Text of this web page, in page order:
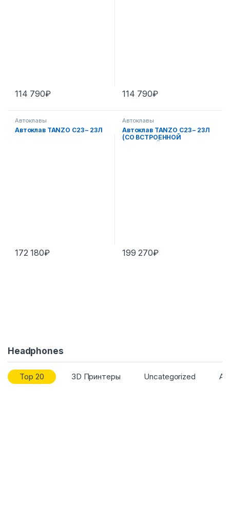
114 790₽ 114 790₽
Автоклавы
Автоклав TANZO C23 – 23Л
172 180₽
Автоклавы
Автоклав TANZO C23 – 23Л
(СО ВСТРОЕННОЙ
199 270₽
Headphones
Top 20 3D Принтеры Uncategorized